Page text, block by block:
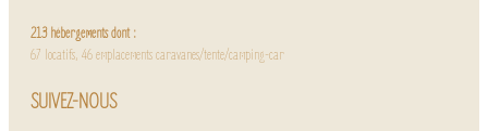
213 hébergements dont :
67 locatifs, 46 emplacements caravanes/tente/camping-car
SUIVEZ-NOUS